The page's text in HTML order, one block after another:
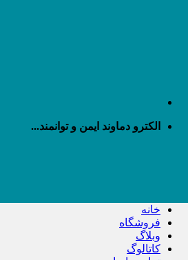
الکترو دماوند ایمن و توانمند...
خانه
فروشگاه
وبلاگ
کاتالوگ